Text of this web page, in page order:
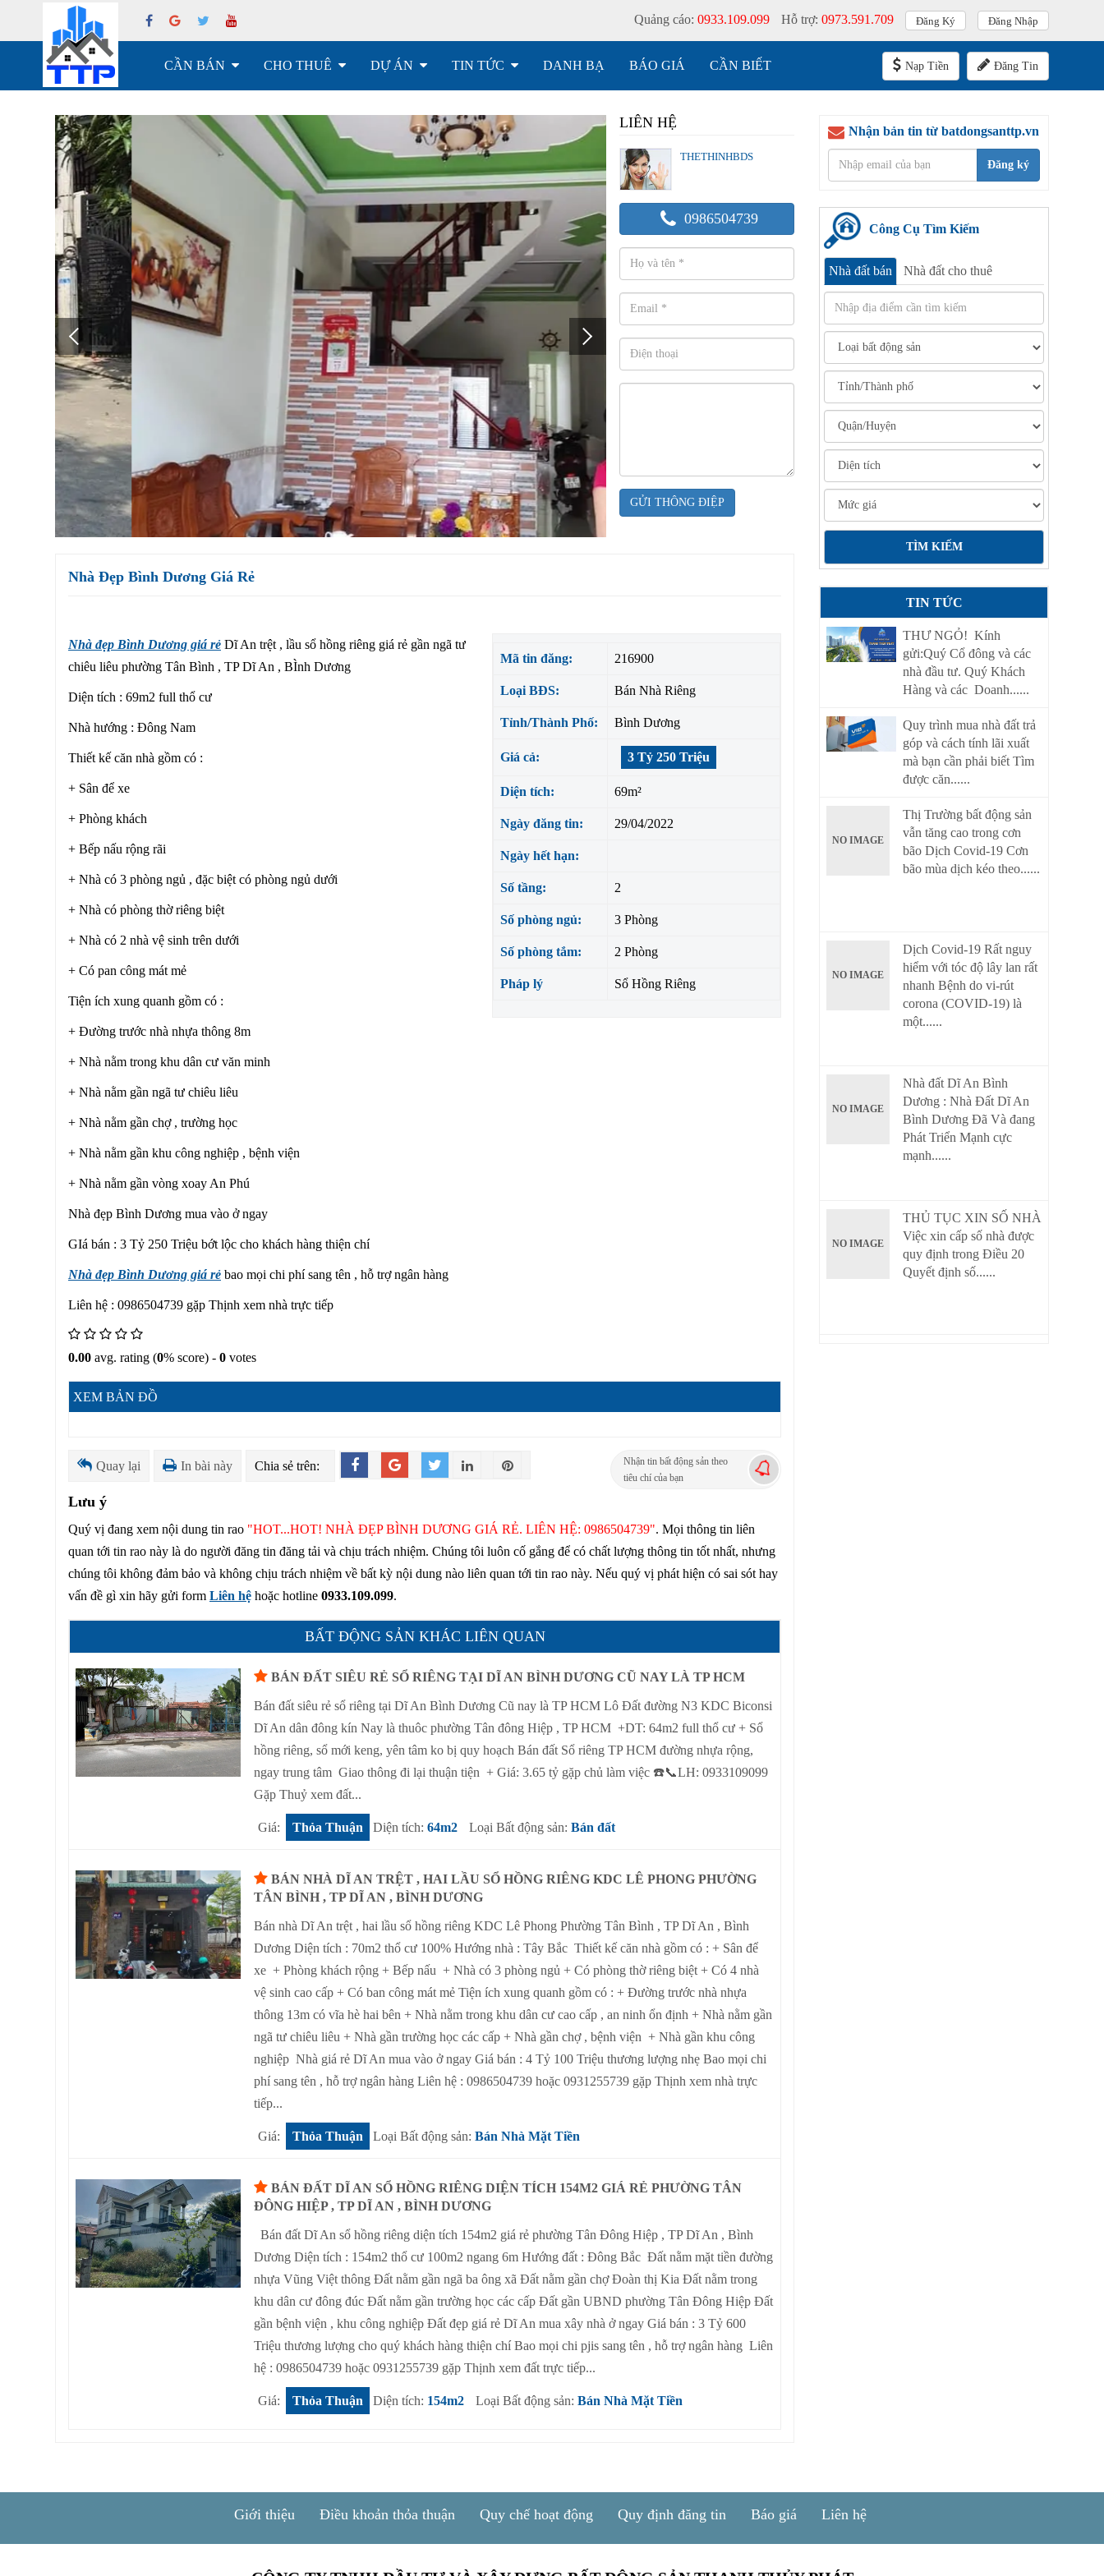
Quảng cáo: 0933.109.099 Hỗ trợ: 0973.591.709 Đăng Ký Đăng Nhập
CẦN BÁN CHO THUÊ DỰ ÁN TIN TỨC DANH BẠ BÁO GIÁ CẦN BIẾT Nạp Tiền Đăng Tin
LIÊN HỆ
THETHINHBDS
0986504739
GỬI THÔNG ĐIỆP
Nhà Đẹp Bình Dương Giá Rẻ
Mã tin đăng: 216900
Loại BĐS: Bán Nhà Riêng
Tỉnh/Thành Phố: Bình Dương
Giá cả: 3 Tỷ 250 Triệu
Diện tích: 69m²
Ngày đăng tin: 29/04/2022
Ngày hết hạn:
Số tầng: 2
Số phòng ngủ: 3 Phòng
Số phòng tắm: 2 Phòng
Pháp lý Sổ Hồng Riêng
Nhà đẹp Bình Dương giá rẻ Dĩ An trệt , lầu sổ hồng riêng giá rẻ gần ngã tư
chiêu liêu phường Tân Bình , TP Dĩ An , BÌnh Dương
Diện tích : 69m2 full thổ cư
Nhà hướng : Đông Nam
Thiết kế căn nhà gồm có :
+ Sân để xe
+ Phòng khách
+ Bếp nấu rộng rãi
+ Nhà có 3 phòng ngủ , đặc biệt có phòng ngủ dưới
+ Nhà có phòng thờ riêng biệt
+ Nhà có 2 nhà vệ sinh trên dưới
+ Có pan công mát mẻ
Tiện ích xung quanh gồm có :
+ Đường trước nhà nhựa thông 8m
+ Nhà nằm trong khu dân cư văn minh
+ Nhà nằm gần ngã tư chiêu liêu
+ Nhà nằm gần chợ , trường học
+ Nhà nằm gần khu công nghiệp , bệnh viện
+ Nhà nằm gần vòng xoay An Phú
Nhà đẹp Bình Dương mua vào ở ngay
GIá bán : 3 Tỷ 250 Triệu bớt lộc cho khách hàng thiện chí
Nhà đẹp Bình Dương giá rẻ bao mọi chi phí sang tên , hỗ trợ ngân hàng
Liên hệ : 0986504739 gặp Thịnh xem nhà trực tiếp
0.00 avg. rating (0% score) - 0 votes
XEM BẢN ĐỒ
Quay lại In bài này Chia sẻ trên:
Nhận tin bất động sản theo
tiêu chí của bạn
Lưu ý
Quý vị đang xem nội dung tin rao "HOT...HOT! NHÀ ĐẸP BÌNH DƯƠNG GIÁ RẺ. LIÊN HỆ: 0986504739". Mọi thông tin liên
quan tới tin rao này là do người đăng tin đăng tải và chịu trách nhiệm. Chúng tôi luôn cố gắng để có chất lượng thông tin tốt nhất, nhưng
chúng tôi không đảm bảo và không chịu trách nhiệm về bất kỳ nội dung nào liên quan tới tin rao này. Nếu quý vị phát hiện có sai sót hay
vấn đề gì xin hãy gửi form Liên hệ hoặc hotline 0933.109.099.
BẤT ĐỘNG SẢN KHÁC LIÊN QUAN
BÁN ĐẤT SIÊU RẺ SỔ RIÊNG TẠI DĨ AN BÌNH DƯƠNG CŨ NAY LÀ TP HCM
Bán đất siêu rẻ sổ riêng tại Dĩ An Bình Dương Cũ nay là TP HCM Lô Đất đường N3 KDC Biconsi
Dĩ An dân đông kín Nay là thuôc phường Tân đông Hiệp , TP HCM +DT: 64m2 full thổ cư + Sổ
hồng riêng, sổ mới keng, yên tâm ko bị quy hoạch Bán đất Sổ riêng TP HCM đường nhựa rộng,
ngay trung tâm Giao thông đi lại thuận tiện + Giá: 3.65 tỷ gặp chủ làm việc ☎️📞LH: 0933109099
Gặp Thuỷ xem đất...
Giá: Thỏa Thuận Diện tích: 64m2 Loại Bất động sản: Bán đất
BÁN NHÀ DĨ AN TRỆT , HAI LẦU SỔ HỒNG RIÊNG KDC LÊ PHONG PHƯỜNG
TÂN BÌNH , TP DĨ AN , BÌNH DƯƠNG
Bán nhà Dĩ An trệt , hai lầu sổ hồng riêng KDC Lê Phong Phường Tân Bình , TP Dĩ An , Bình
Dương Diện tích : 70m2 thổ cư 100% Hướng nhà : Tây Bắc Thiết kế căn nhà gồm có : + Sân để
xe + Phòng khách rộng + Bếp nấu + Nhà có 3 phòng ngủ + Có phòng thờ riêng biệt + Có 4 nhà
vệ sinh cao cấp + Có ban công mát mẻ Tiện ích xung quanh gồm có : + Đường trước nhà nhựa
thông 13m có vĩa hè hai bên + Nhà nằm trong khu dân cư cao cấp , an ninh ổn định + Nhà nằm gần
ngã tư chiêu liêu + Nhà gần trường học các cấp + Nhà gần chợ , bệnh viện + Nhà gần khu công
nghiệp Nhà giá rẻ Dĩ An mua vào ở ngay Giá bán : 4 Tỷ 100 Triệu thương lượng nhẹ Bao mọi chi
phí sang tên , hỗ trợ ngân hàng Liên hệ : 0986504739 hoặc 0931255739 gặp Thịnh xem nhà trực
tiếp...
Giá: Thỏa Thuận Loại Bất động sản: Bán Nhà Mặt Tiền
BÁN ĐẤT DĨ AN SỔ HỒNG RIÊNG DIỆN TÍCH 154M2 GIÁ RẺ PHƯỜNG TÂN
ĐÔNG HIỆP , TP DĨ AN , BÌNH DƯƠNG
Bán đất Dĩ An sổ hồng riêng diện tích 154m2 giá rẻ phường Tân Đông Hiệp , TP Dĩ An , Bình
Dương Diện tích : 154m2 thổ cư 100m2 ngang 6m Hướng đất : Đông Bắc Đất nằm mặt tiền đường
nhựa Vũng Việt thông Đất nằm gần ngã ba ông xã Đất nằm gần chợ Đoàn thị Kia Đất nằm trong
khu dân cư đông đúc Đất nằm gần trường học các cấp Đất gần UBND phường Tân Đông Hiệp Đất
gần bệnh viện , khu công nghiệp Đất đẹp giá rẻ Dĩ An mua xây nhà ở ngay Giá bán : 3 Tỷ 600
Triệu thương lượng cho quý khách hàng thiện chí Bao mọi chi pjis sang tên , hỗ trợ ngân hàng Liên
hệ : 0986504739 hoặc 0931255739 gặp Thịnh xem đất trực tiếp...
Giá: Thỏa Thuận Diện tích: 154m2 Loại Bất động sản: Bán Nhà Mặt Tiền
Nhận bản tin từ batdongsanttp.vn
Đăng ký
Công Cụ Tìm Kiếm
Nhà đất bán Nhà đất cho thuê
TIN TỨC
THƯ NGỎ! Kính
gửi:Quý Cổ đông và các
nhà đầu tư. Quý Khách
Hàng và các Doanh......
Quy trình mua nhà đất trả
góp và cách tính lãi xuất
mà bạn cần phải biết Tìm
được căn......
NO IMAGE
Thị Trường bất động sản
vẫn tăng cao trong cơn
bão Dịch Covid-19 Cơn
bão mùa dịch kéo theo......
NO IMAGE
Dịch Covid-19 Rất nguy
hiểm với tóc độ lây lan rất
nhanh Bệnh do vi-rút
corona (COVID-19) là
một......
NO IMAGE
Nhà đất Dĩ An Bình
Dương : Nhà Đất Dĩ An
Bình Dương Đã Và đang
Phát Triển Mạnh cực
mạnh......
NO IMAGE
THỦ TỤC XIN SỐ NHÀ
Việc xin cấp số nhà được
quy định trong Điều 20
Quyết định số......
Giới thiệu Điều khoản thỏa thuận Quy chế hoạt động Quy định đăng tin Báo giá Liên hệ